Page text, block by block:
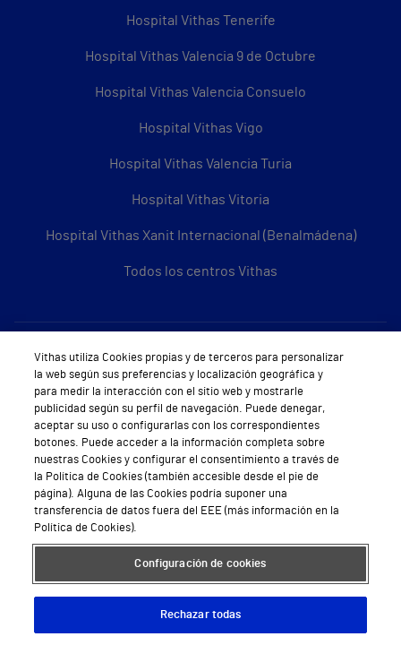
Hospital Vithas Tenerife
Hospital Vithas Valencia 9 de Octubre
Hospital Vithas Valencia Consuelo
Hospital Vithas Vigo
Hospital Vithas Valencia Turia
Hospital Vithas Vitoria
Hospital Vithas Xanit Internacional (Benalmádena)
Todos los centros Vithas
Sobre Vithas
Quiénes somos
Trabajar en Vithas
Teléfono Cita Médica
Teléfono Atención al Cliente
Política de seguridad y salud en el trabajo
Conoce a Supervita
Aviso Legal Política de cookies Política de privacidad Mapa web Protección de datos
Vithas utiliza Cookies propias y de terceros para personalizar
la web según sus preferencias y localización geográfica y
para medir la interacción con el sitio web y mostrarle
publicidad según su perfil de navegación. Puede denegar,
aceptar su uso o configurarlas con los correspondientes
botones. Puede acceder a la información completa sobre
nuestras Cookies y configurar el consentimiento a través de
la Política de Cookies (también accesible desde el pie de
página). Alguna de las Cookies podría suponer una
transferencia de datos fuera del EEE (más información en la
Política de Cookies).
Configuración de cookies
Rechazar todas